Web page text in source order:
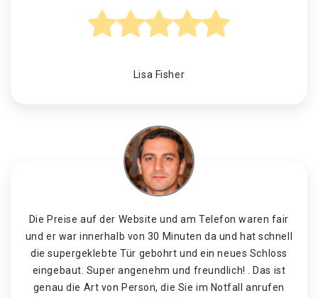
Lisa Fisher
Die Preise auf der Website und am Telefon waren fair
und er war innerhalb von 30 Minuten da und hat schnell
die supergeklebte Tür gebohrt und ein neues Schloss
eingebaut. Super angenehm und freundlich! . Das ist
genau die Art von Person, die Sie im Notfall anrufen